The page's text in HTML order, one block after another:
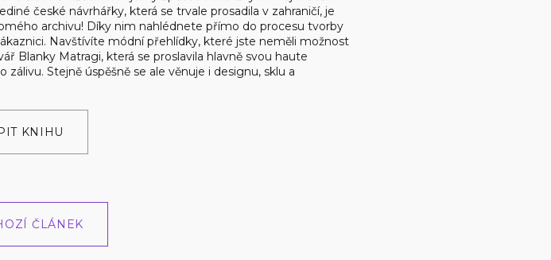
české návrhářky, která se trvale prosadila v zahraničí, je
archivu! Díky nim nahlédnete přímo do procesu tvorby
Navštívíte módní přehlídky, které jste neměli možnost
Blanky Matragi, která se proslavila hlavně svou haute
Stejně úspěšně se ale věnuje i designu, sklu a
KNIHU
ČLÁNEK